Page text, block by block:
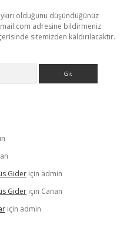
olduğunu düşündüğünüz
adresine bildirmeniz
sitemizden kaldırılacaktır.
Gider için admin
Gider için Canan
için admin